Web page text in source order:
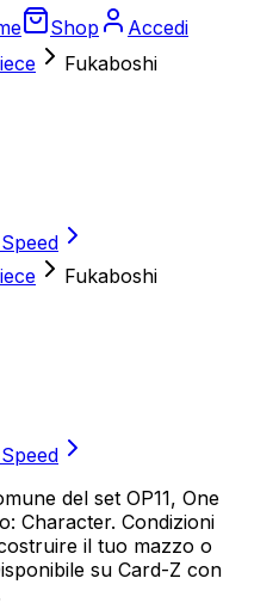
Shop
Accedi
Fukaboshi
Fukaboshi
del set OP11, One
Character. Condizioni
il tuo mazzo o
su Card-Z con